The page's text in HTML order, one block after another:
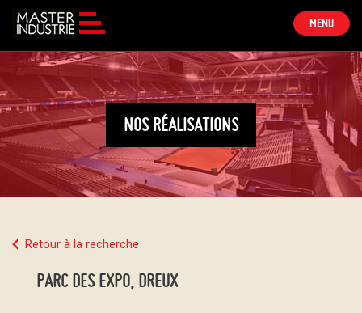
TOGGLE
MENU
NOS RÉALISATIONS
Retour à la recherche
PARC DES EXPO, DREUX